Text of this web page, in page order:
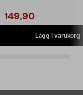
149,90
Lägg i varukorg